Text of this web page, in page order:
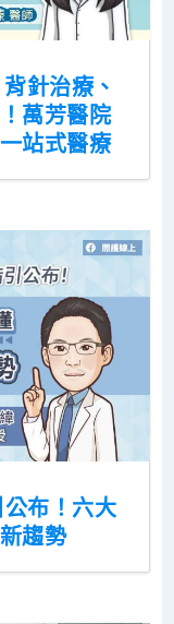
針治療、
萬芳醫院
站式醫療
布！六大
趨勢